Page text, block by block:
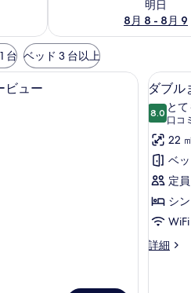
明日
8月 8 - 8月 9
台 ベッド 3 台以上
バー、セーフティボックス (室内)、デ
ビュー
ダ
ブ
ル
ま
た
は
ツ
イ
ン
6
ダブル
8.010 点
と
口コ
(口
コ
ミ
11
件)
22
ベ
定
シ
詳細
ダ